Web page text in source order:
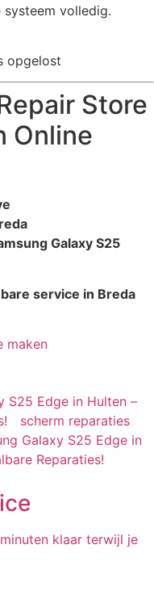
volledig.
opgelost
Store
Online
Galaxy S25
service in Breda
maken
S25 Edge in Hulten –
scherm reparaties
Galaxy S25 Edge in
Reparaties!
klaar terwijl je